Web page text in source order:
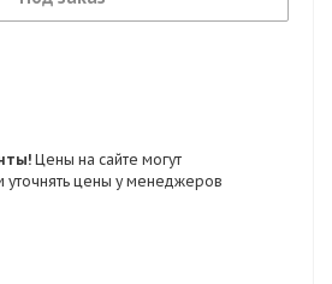
Цены на сайте могут
уточнять цены у менеджеров